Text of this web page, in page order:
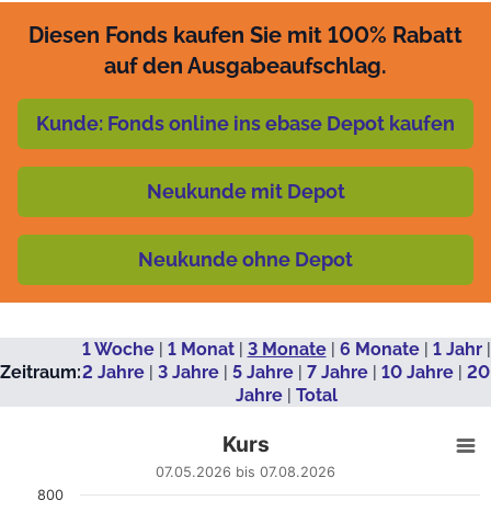
Diesen Fonds kaufen Sie mit 100% Rabatt
auf den Ausgabeaufschlag.
Kunde: Fonds online ins ebase Depot kaufen
Neukunde mit Depot
Neukunde ohne Depot
Zeitraum:
1 Woche| 1 Monat| 3 Monate| 6 Monate| 1 Jahr|
2 Jahre | 3 Jahre | 5 Jahre | 7 Jahre | 10 Jahre | 20
Jahre| Total
Line chart with 58 data points.
07.05.2026 bis 07.08.2026
Kurs
07.05.2026 bis 07.08.2026
800